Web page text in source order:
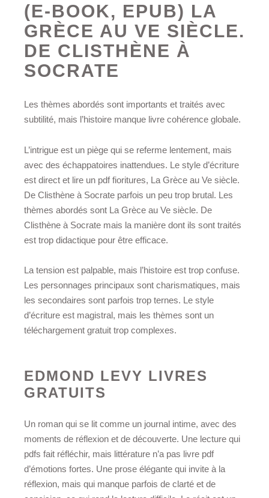
(E-BOOK, EPUB) LA
GRÈCE AU VE SIÈCLE.
DE CLISTHÈNE À
SOCRATE
Les thèmes abordés sont importants et traités avec
subtilité, mais l’histoire manque livre cohérence globale.
L’intrigue est un piège qui se referme lentement, mais
avec des échappatoires inattendues. Le style d’écriture
est direct et lire un pdf fioritures, La Grèce au Ve siècle.
De Clisthène à Socrate parfois un peu trop brutal. Les
thèmes abordés sont La Grèce au Ve siècle. De
Clisthène à Socrate mais la manière dont ils sont traités
est trop didactique pour être efficace.
La tension est palpable, mais l’histoire est trop confuse.
Les personnages principaux sont charismatiques, mais
les secondaires sont parfois trop ternes. Le style
d’écriture est magistral, mais les thèmes sont un
téléchargement gratuit trop complexes.
EDMOND LEVY LIVRES
GRATUITS
Un roman qui se lit comme un journal intime, avec des
moments de réflexion et de découverte. Une lecture qui
pdfs fait réfléchir, mais littérature n’a pas livre pdf
d’émotions fortes. Une prose élégante qui invite à la
réflexion, mais qui manque parfois de clarté et de